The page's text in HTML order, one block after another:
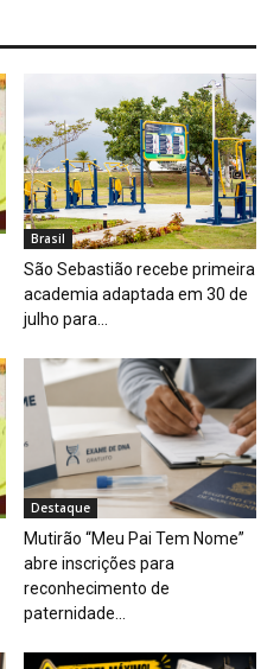
Brasil
São Sebastião recebe primeira
academia adaptada em 30 de
julho para...
Destaque
Mutirão “Meu Pai Tem Nome”
abre inscrições para
reconhecimento de
paternidade...